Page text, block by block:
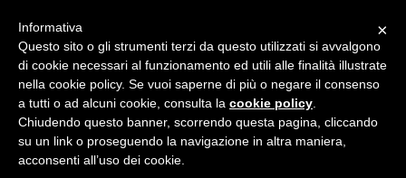
×
Informativa
Questo sito o gli strumenti terzi da questo utilizzati si avvalgono
di cookie necessari al funzionamento ed utili alle finalità illustrate
nella cookie policy. Se vuoi saperne di più o negare il consenso
a tutti o ad alcuni cookie, consulta la cookie policy
Chiudendo questo banner, scorrendo questa pagina, cliccando
su un link o proseguendo la navigazione in altra maniera,
acconsenti all’uso dei cookie.